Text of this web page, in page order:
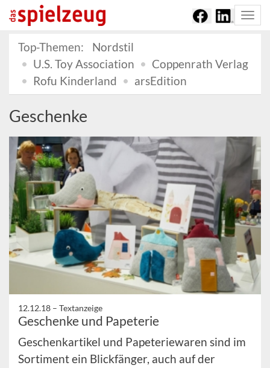
Top-Themen:
Nordstil
U.S. Toy Association
Coppenrath Verlag
Rofu Kinderland
arsEdition
Geschenke
12.12.18 – Textanzeige
Geschenke und Papeterie
Geschenkartikel und Papeteriewaren sind im
Sortiment ein Blickfänger, auch auf der